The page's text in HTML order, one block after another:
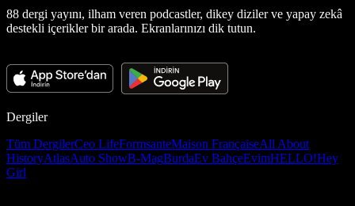
88 dergi yayını, ilham veren podcastler, dikey diziler ve yapay zekâ
destekli içerikler bir arada. Ekranlarınızı dik tutun.
Dergiler
Tüm DergilerCeo LifeFormsanteMaison FrançaiseAll About
HistoryAtlasAuto ShowB-MagBurdaEv BahçeEvimHELLO!Hey
Girl